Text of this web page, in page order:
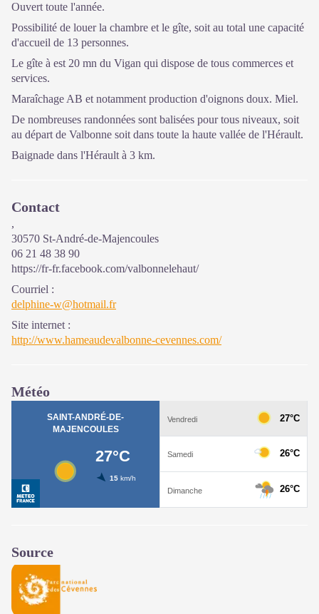
Ouvert toute l'année.
Possibilité de louer la chambre et le gîte, soit au total une capacité
d'accueil de 13 personnes.
Le gîte à est 20 mn du Vigan qui dispose de tous commerces et
services.
Maraîchage AB et notamment production d'oignons doux. Miel.
De nombreuses randonnées sont balisées pour tous niveaux, soit
au départ de Valbonne soit dans toute la haute vallée de l'Hérault.
Baignade dans l'Hérault à 3 km.
Contact
,
30570 St-André-de-Majencoules
06 21 48 38 90
https://fr-fr.facebook.com/valbonnelehaut/
Courriel :
delphine-w@hotmail.fr
Site internet :
http://www.hameaudevalbonne-cevennes.com/
Météo
Source